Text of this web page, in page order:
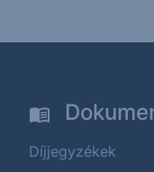
Díjjegyzékek